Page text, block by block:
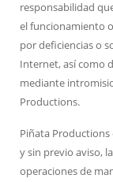
responsabilidad
el funcionamiento
por deficiencias o
Internet, así como
mediante
Productions.
Piñata
y sin previo aviso,
operaciones de